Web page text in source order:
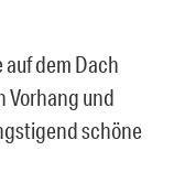
dem Dach
Vorhang und
schöne